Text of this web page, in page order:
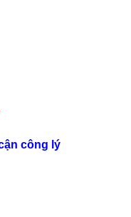
công lý